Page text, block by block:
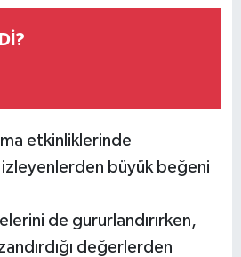
etkinliklerinde
büyük beğeni
de gururlandırırken,
değerlerden